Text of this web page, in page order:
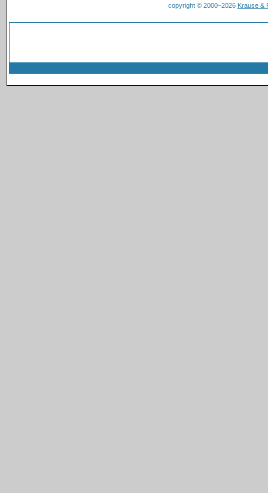
copyright © 2000–2026 Krause &